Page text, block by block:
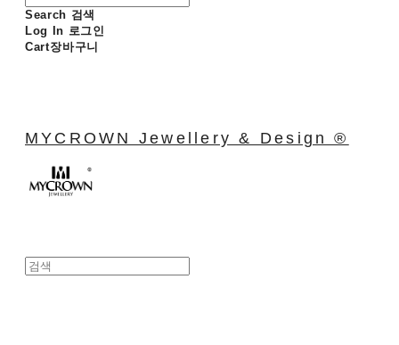
Search 검색
Log In 로그인
Cart장바구니
MYCROWN Jewellery & Design ®